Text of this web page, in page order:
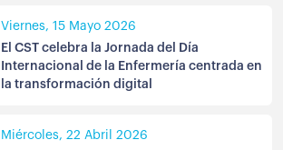
Viernes, 15 Mayo 2026
El CST celebra la Jornada del Día
Internacional de la Enfermería centrada en
la transformación digital
Miércoles, 22 Abril 2026